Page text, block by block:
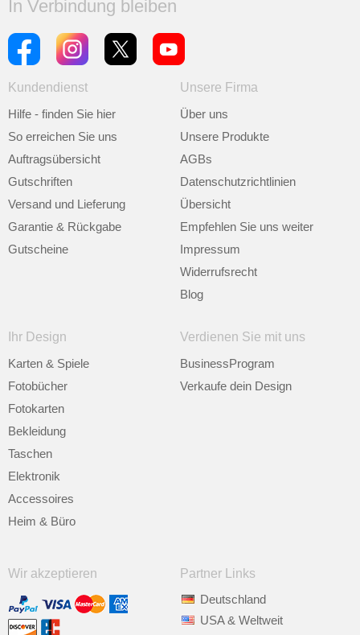
In Verbindung bleiben
Kundendienst
Hilfe - finden Sie hier
So erreichen Sie uns
Auftragsübersicht
Gutschriften
Versand und Lieferung
Garantie & Rückgabe
Gutscheine
Unsere Firma
Über uns
Unsere Produkte
AGBs
Datenschutzrichtlinien
Übersicht
Empfehlen Sie uns weiter
Impressum
Widerrufsrecht
Blog
Ihr Design
Karten & Spiele
Fotobücher
Fotokarten
Bekleidung
Taschen
Elektronik
Accessoires
Heim & Büro
Verdienen Sie mit uns
BusinessProgram
Verkaufe dein Design
Wir akzeptieren
Partner Links
Deutschland
USA & Weltweit